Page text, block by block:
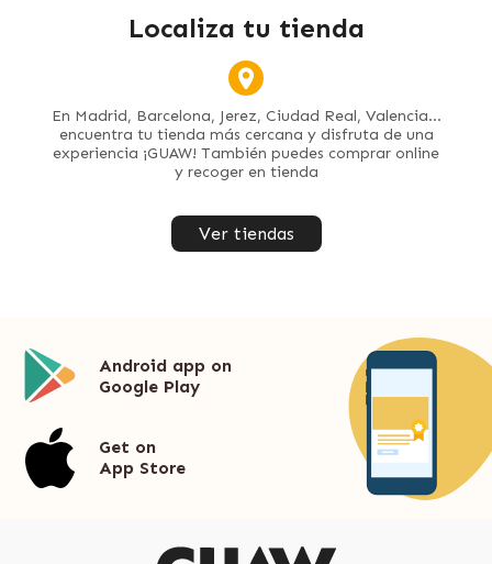
Localiza tu tienda
En Madrid, Barcelona, Jerez, Ciudad Real, Valencia...
encuentra tu tienda más cercana y disfruta de una
experiencia ¡GUAW! También puedes comprar online
y recoger en tienda
Ver tiendas
Android app on
Google Play
Get on
App Store